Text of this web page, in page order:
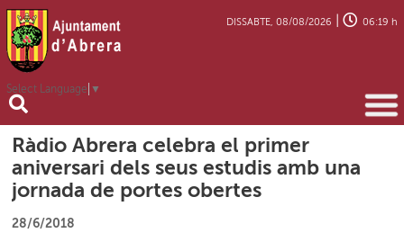
Select Language ▼
DISSABTE, 08/08/2026 06:19 h
Ràdio Abrera celebra el primer
aniversari dels seus estudis amb una
jornada de portes obertes
28/6/2018